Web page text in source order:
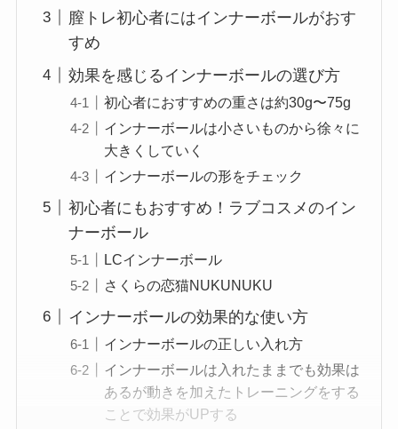
膣トレ初心者にはインナーボールがおす
すめ
効果を感じるインナーボールの選び方
初心者におすすめの重さは約30g〜75g
インナーボールは小さいものから徐々に
大きくしていく
インナーボールの形をチェック
初心者にもおすすめ！ラブコスメのイン
ナーボール
LCインナーボール
さくらの恋猫NUKUNUKU
インナーボールの効果的な使い方
インナーボールの正しい入れ方
インナーボールは入れたままでも効果は
あるが動きを加えたトレーニングをする
ことで効果がUPする